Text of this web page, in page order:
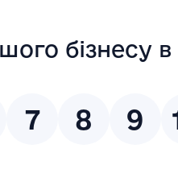
Ринковий
Державні